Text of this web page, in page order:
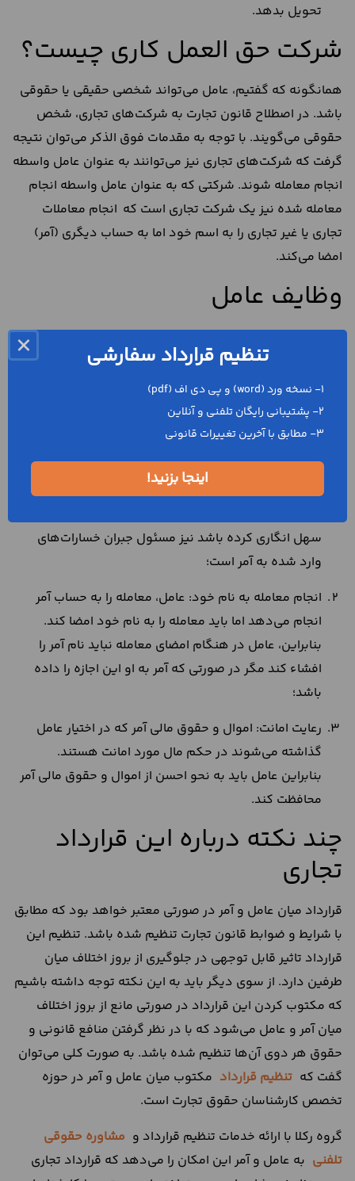
تحویل بدهد.
شرکت حق العمل کاری چیست؟
همانگونه که گفتیم، عامل می‌تواند شخصی حقیقی یا حقوقی
باشد. در اصطلاح قانون تجارت به شرکت‌های تجاری، شخص
حقوقی می‌گویند. با توجه به مقدمات فوق الذکر می‌توان نتیجه
گرفت که شرکت‌های تجاری نیز می‌توانند به عنوان عامل واسطه
انجام معامله شوند. شرکتی که به عنوان عامل واسطه انجام
معامله شده نیز یک شرکت تجاری است که انجام معاملات
تجاری یا غیر تجاری را به اسم خود اما به حساب دیگری (آمر)
امضا می‌کند.
وظایف عامل
امضای قراردادحق العمل کاریباعث ایجاد وظایف و
مسئولیت‌هایی برای عامل می‌شود که در ادامه به بررسی آن‌ها
می‌پردازیم:
انجام دستورات آمر: عامل باید معاملاتی را انجام بدهد که
آمر به او دستور داده است. بنابراین، اگر عامل، دستورات
آمر را رعایت نکرده باشد، باید خسارت‌ و ضرر و زیانی که از
این بابت به آمر وارد می‌شود را جبران کند. همچین در
سهل انگاری کرده باشد نیز مسئول جبران خسارات‌های
وارد شده به آمر است؛
انجام معامله به نام خود: عامل، معامله را به حساب آمر
انجام می‌دهد اما باید معامله را به نام خود امضا کند.
بنابراین، عامل در هنگام امضای معامله نباید نام آمر را
افشاء کند مگر در صورتی که آمر به او این اجازه را داده
باشد؛
رعایت امانت: اموال و حقوق مالی آمر که در اختیار عامل
گذاشته می‌شوند در حکم مال مورد امانت هستند.
بنابراین عامل باید به نحو احسن از اموال و حقوق مالی آمر
محافظت کند.
چند نکته درباره این قرارداد
تجاری
قرارداد میان عامل و آمر در صورتی معتبر خواهد بود که مطابق
با شرایط و ضوابط قانون تجارت تنظیم شده باشد. تنظیم این
قرارداد تاثیر قابل توجهی در جلوگیری از بروز اختلاف میان
طرفین دارد. از سوی دیگر باید به این نکته توجه داشته باشیم
که مکتوب کردن این قرارداد در صورتی مانع از بروز اختلاف
میان آمر و عامل می‌شود که با در نظر گرفتن منافع قانونی و
حقوق هر دوی آن‌ها تنظیم شده باشد. به صورت کلی می‌توان
گفت که تنظیم قرارداد مکتوب میان عامل و آمر در حوزه
تخصص کارشناسان حقوق تجارت است.
گروه رکلا با ارائه خدمات تنظیم قرارداد و مشاوره حقوقی
تلفنی به عامل و آمر این امکان را می‌دهد که قرارداد تجاری
× تنظیم قرارداد سفارشی
1- نسخه ورد (word) و پی دی اف (pdf)
2- پشتیبانی رایگان تلفنی و آنلاین
3- مطابق با آخرین تغییرات قانونی
اینجا بزنید!